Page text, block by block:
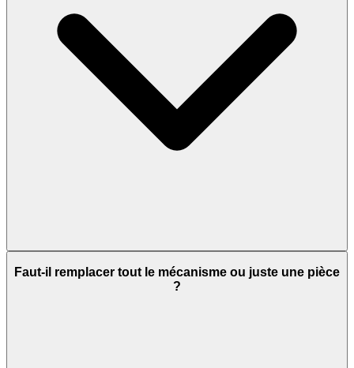
Faut-il remplacer tout le mécanisme ou juste une pièce
?